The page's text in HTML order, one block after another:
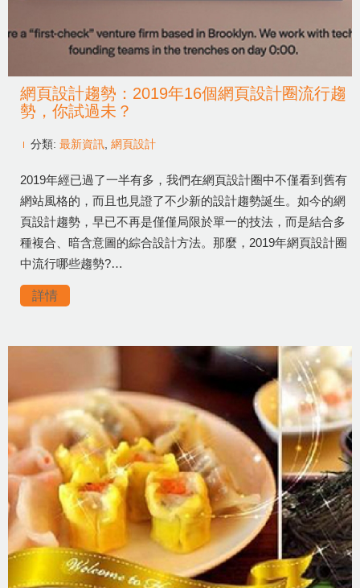
網頁設計趨勢：2019年16個網頁設計圈流行趨
勢，你試過未？
分類: 最新資訊 網頁設計
2019年經已過了一半有多，我們在網頁設計圈中不僅看到舊有
網站風格的，而且也見證了不少新的設計趨勢誕生。如今的網
頁設計趨勢，早已不再是僅僅局限於單一的技法，而是結合多
種複合、暗含意圖的綜合設計方法。那麼，2019年網頁設計圈
中流行哪些趨勢?…
詳情